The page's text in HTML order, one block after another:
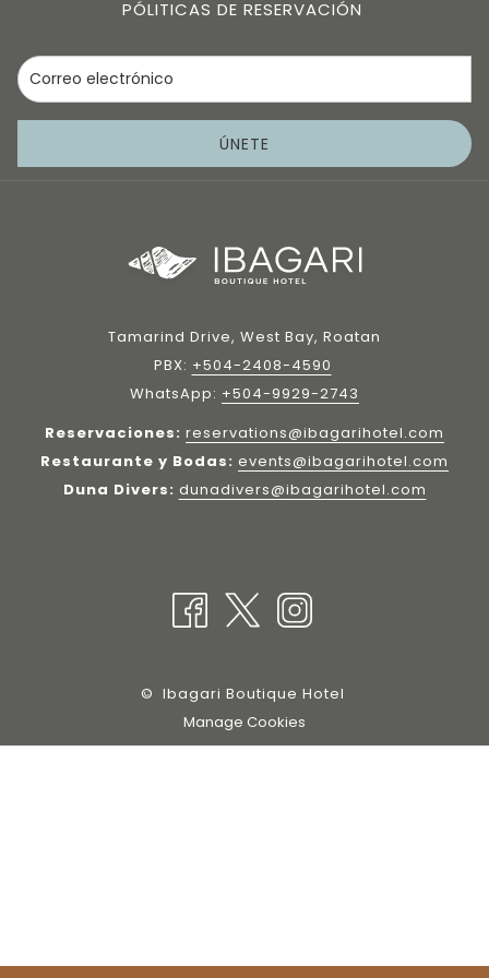
diapositivas
se
el
anterior
PÓLITICAS DE RESERVACIÓN
ÚNETE
Tamarind Drive, West Bay, Roatan
PBX: +504-2408-4590
WhatsApp: +504-9929-2743
Reservaciones: reservations@ibagarihotel.com
Restaurante y Bodas: events@ibagarihotel.com
Duna Divers: dunadivers@ibagarihotel.com
© Ibagari Boutique Hotel
Manage Cookies